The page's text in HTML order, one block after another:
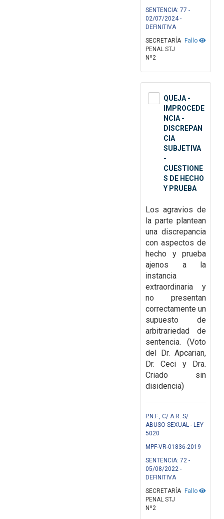
SENTENCIA: 77 -
02/07/2024 -
DEFINITIVA
Fallo
SECRETARÍA
PENAL STJ
Nº2
QUEJA -
IMPROCEDE
NCIA -
DISCREPAN
CIA
SUBJETIVA
-
CUESTIONE
S DE HECHO
Y PRUEBA
Los agravios de
la parte plantean
una discrepancia
con aspectos de
hecho y prueba
ajenos a la
instancia
extraordinaria y
no presentan
correctamente un
supuesto de
arbitrariedad de
sentencia. (Voto
del Dr. Apcarian,
Dr. Ceci y Dra.
Criado sin
disidencia)
P.N.F., C/ A.R. S/
ABUSO SEXUAL - LEY
5020
MPF-VR-01836-2019
SENTENCIA: 72 -
05/08/2022 -
DEFINITIVA
Fallo
SECRETARÍA
PENAL STJ
Nº2